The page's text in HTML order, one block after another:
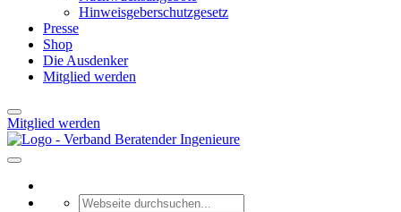
Hinweisgeberschutzgesetz
Presse
Shop
Die Ausdenker
Mitglied werden
Mitglied werden